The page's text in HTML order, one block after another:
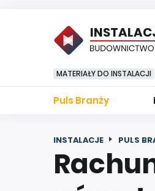
MATERIAŁY DO INSTALACJI
Puls Branży
INSTALACJE PULS